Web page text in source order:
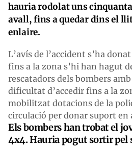
hauria rodolat uns
avall, fins a quedar dins el
enlaire.
L’avís de l’accident s’ha
fins a la zona s’hi han hagut
rescatadors dels bombers
dificultat d’accedir fins a la
mobilitzat dotacions de la
circulació per donar suport en
Els bombers han trobat el
4x4. Hauria pogut sortir pel